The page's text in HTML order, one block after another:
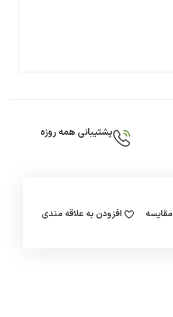
پشتیبانی همه روزه
مقایسه افزودن به علاقه مندی